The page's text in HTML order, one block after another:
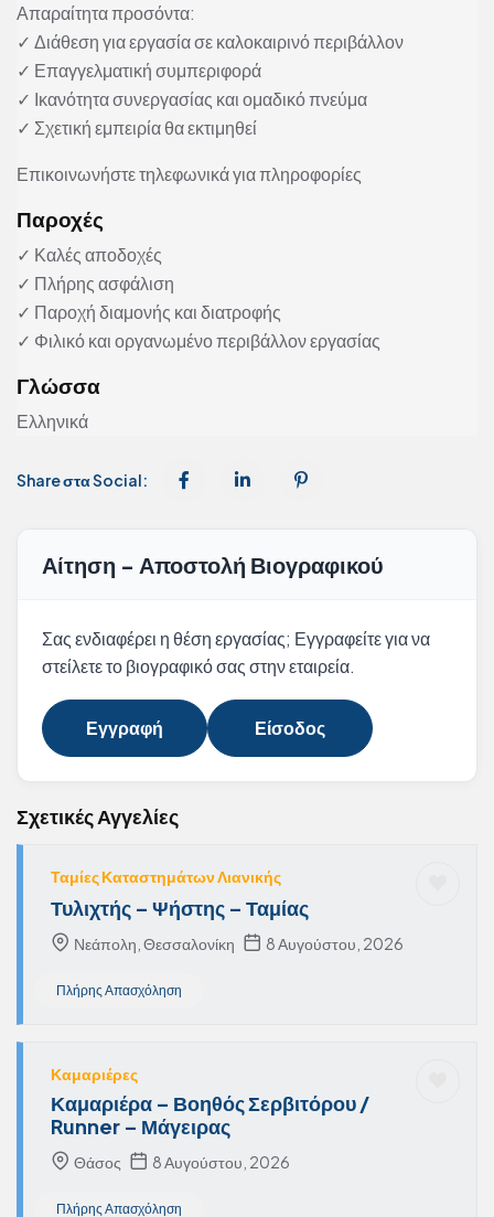
Απαραίτητα προσόντα:
✓ Διάθεση για εργασία σε καλοκαιρινό περιβάλλον
✓ Επαγγελματική συμπεριφορά
✓ Ικανότητα συνεργασίας και ομαδικό πνεύμα
✓ Σχετική εμπειρία θα εκτιμηθεί
Επικοινωνήστε τηλεφωνικά για πληροφορίες
Παροχές
✓ Καλές αποδοχές
✓ Πλήρης ασφάλιση
✓ Παροχή διαμονής και διατροφής
✓ Φιλικό και οργανωμένο περιβάλλον εργασίας
Γλώσσα
Ελληνικά
Share στα Social:
Αίτηση - Αποστολή Βιογραφικού
Σας ενδιαφέρει η θέση εργασίας; Εγγραφείτε για να
στείλετε το βιογραφικό σας στην εταιρεία.
Εγγραφή Είσοδος
Σχετικές Αγγελίες
Ταμίες Καταστημάτων Λιανικής
Τυλιχτής – Ψήστης – Ταμίας
Νεάπολη, Θεσσαλονίκη 8 Αυγούστου, 2026
Πλήρης Απασχόληση
Καμαριέρες
Καμαριέρα – Βοηθός Σερβιτόρου /
Runner – Μάγειρας
Θάσος 8 Αυγούστου, 2026
Πλήρης Απασχόληση